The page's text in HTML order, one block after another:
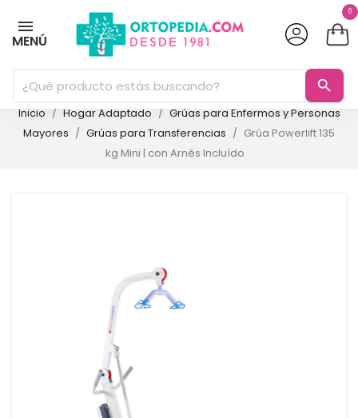
MENÚ
0
search
Inicio Hogar Adaptado
Grúas para Enfermos y Personas
Mayores
Grúas para Transferencias
Grúa Powerlift 135
kg Mini | con Arnés Incluído